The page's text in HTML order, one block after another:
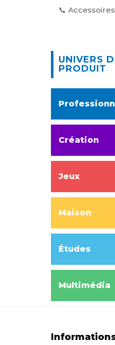
📞
UNIVERS
PRODUIT
Création
Jeux
Maison
Études
Multimédia